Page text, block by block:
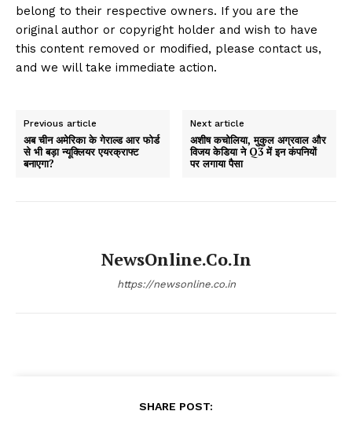
belong to their respective owners. If you are the
original author or copyright holder and wish to have
this content removed or modified, please contact us,
and we will take immediate action.
Previous article
अब चीन अमेरिका के गेराल्ड आर फोर्ड
से भी बड़ा न्यूक्लियर एयरक्राफ्ट
बनाएगा?
Next article
अशीष कचोलिया, मुकुल अग्रवाल और
विजय केडिया ने Q3 में इन कंपनियों
पर लगाया पैसा
NewsOnline.co.in
https://newsonline.co.in
SHARE POST: